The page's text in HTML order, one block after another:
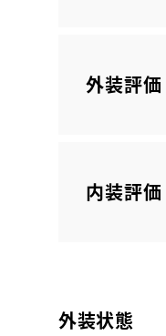
外装評価
内装評価
外装状態